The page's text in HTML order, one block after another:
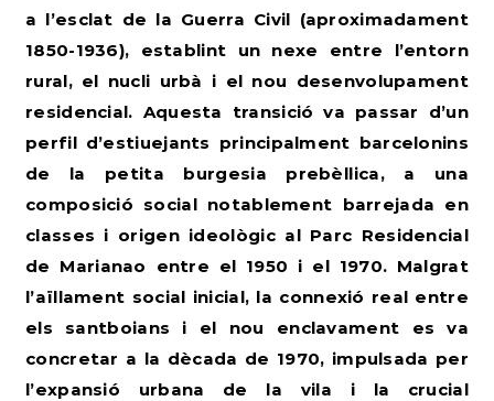
a l’esclat de la Guerra Civil (aproximadament
1850-1936), establint un nexe entre l’entorn
rural, el nucli urbà i el nou desenvolupament
residencial. Aquesta transició va passar d’un
perfil d’estiuejants principalment barcelonins
de la petita burgesia prebèl·lica, a una
composició social notablement barrejada en
classes i origen ideològic al Parc Residencial
de Marianao entre el 1950 i el 1970. Malgrat
l’aïllament social inicial, la connexió real entre
els santboians i el nou enclavament es va
concretar a la dècada de 1970, impulsada per
l’expansió urbana de la vila i la crucial